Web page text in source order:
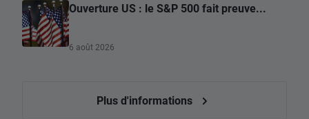
Ouverture US : le S&P 500 fait preuve...
6 août 2026
Plus d'informations